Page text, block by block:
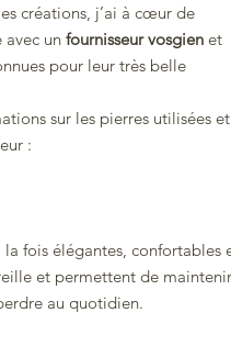
créations, j’ai à cœur de
un fournisseur vosgien et
pour leur très belle
sur les pierres utilisées et
:
la fois élégantes, confortables
et permettent de maintenir
au quotidien.